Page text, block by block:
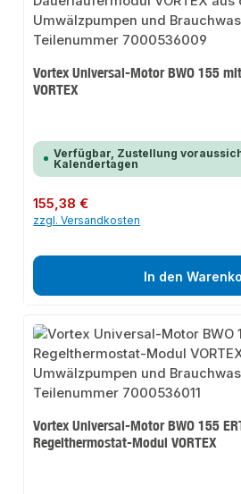
Vortex Universal-Motor BWO 155
VORTEX
Verfügbar, Zustellung
Kalendertagen
Regulärer Preis:
155,38 €
zzgl. Versandkosten
In den
Vortex Universal-Motor BWO 155
Regelthermostat-Modul VORTEX